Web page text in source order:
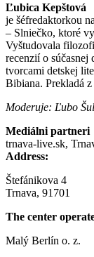
Ľubica Kepštová
je šéfredaktorkou
– Slniečko, ktoré
Vyštudovala
recenzií o súčasnej
tvorcami detskej
Bibiana. Prekladá
Moderuje: Ľubo
Mediálni partneri
trnava-live.sk,
Address:
Štefánikova 4
Trnava, 91701
The center
Malý Berlín o. z.